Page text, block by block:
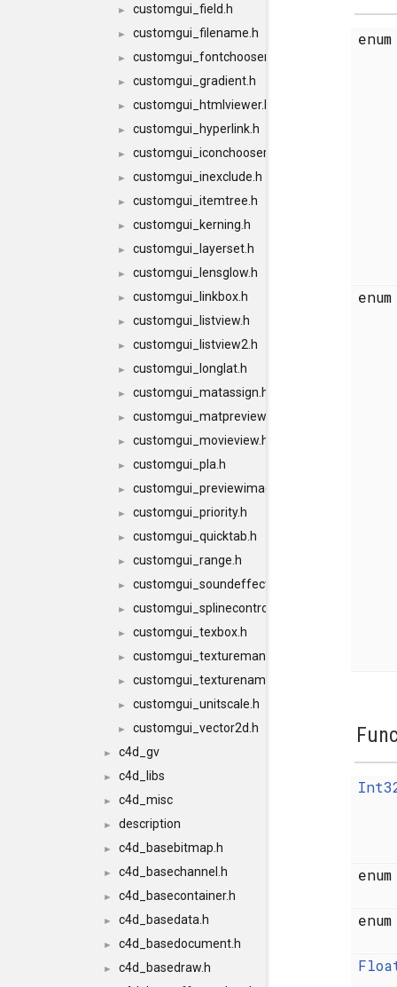
► customgui_field.h
► customgui_filename.h
► customgui_fontchooser.h
► customgui_gradient.h
► customgui_htmlviewer.h
► customgui_hyperlink.h
► customgui_iconchooser.h
► customgui_inexclude.h
► customgui_itemtree.h
► customgui_kerning.h
► customgui_layerset.h
► customgui_lensglow.h
► customgui_linkbox.h
► customgui_listview.h
► customgui_listview2.h
► customgui_longlat.h
► customgui_matassign.h
► customgui_matpreview.h
► customgui_movieview.h
► customgui_pla.h
► customgui_previewimage.h
► customgui_priority.h
► customgui_quicktab.h
► customgui_range.h
► customgui_soundeffector.h
► customgui_splinecontrol.h
► customgui_texbox.h
► customgui_texturemanager.h
► customgui_texturename.h
► customgui_unitscale.h
► customgui_vector2d.h
► c4d_gv
► c4d_libs
► c4d_misc
► description
► c4d_basebitmap.h
► c4d_basechannel.h
► c4d_basecontainer.h
► c4d_basedata.h
► c4d_basedocument.h
►
c4d_basedraw.h